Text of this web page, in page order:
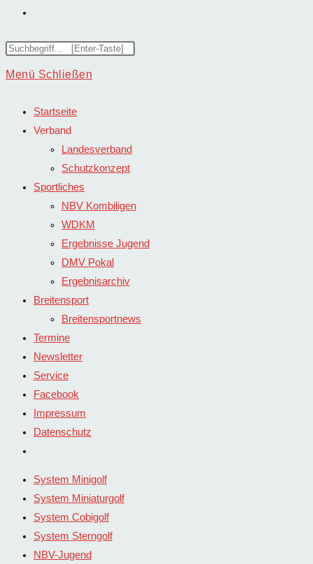
Suche
umschalten
Diese
durchsuchen
Menü Schließen
Startseite
Verband
Landesverband
Schutzkonzept
Sportliches
NBV Kombiligen
WDKM
Ergebnisse Jugend
DMV Pokal
Ergebnisarchiv
Breitensport
Breitensportnews
Termine
Newsletter
Service
Facebook
Impressum
Datenschutz
umschalten
System Minigolf
System Miniaturgolf
System Cobigolf
System Sterngolf
NBV-Jugend